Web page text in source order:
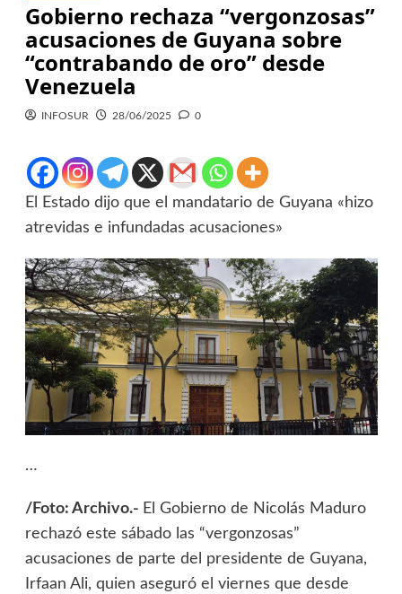
Gobierno rechaza “vergonzosas”
acusaciones de Guyana sobre
“contrabando de oro” desde
Venezuela
INFOSUR 28/06/2025 0
El Estado dijo que el mandatario de Guyana «hizo
atrevidas e infundadas acusaciones»
…
/Foto: Archivo.- El Gobierno de Nicolás Maduro
rechazó este sábado las “vergonzosas”
acusaciones de parte del presidente de Guyana,
Irfaan Ali, quien aseguró el viernes que desde